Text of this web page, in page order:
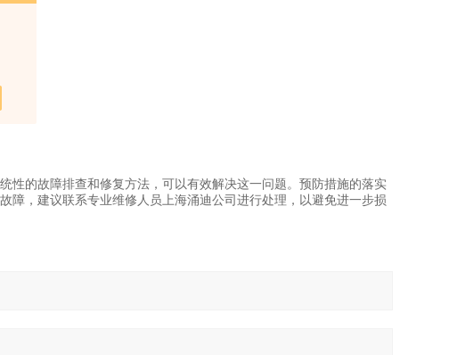
性的故障排查和修复方法，可以有效解决这一问题。预防措施的落实
障，建议联系专业维修人员上海涌迪公司进行处理，以避免进一步损